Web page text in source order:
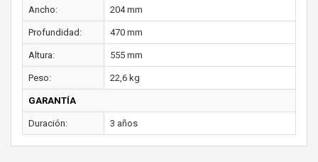
Ancho: 204 mm
Profundidad: 470 mm
Altura: 555 mm
Peso: 22,6 kg
GARANTÍA
Duración: 3 años